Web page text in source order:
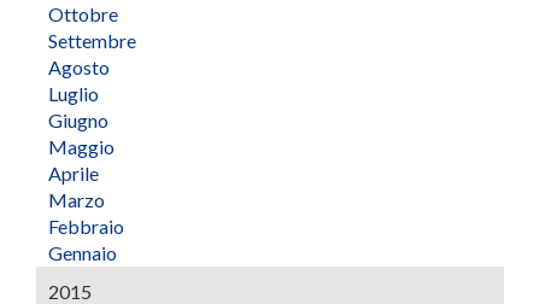
Ottobre
Settembre
Agosto
Luglio
Giugno
Maggio
Aprile
Marzo
Febbraio
Gennaio
2015